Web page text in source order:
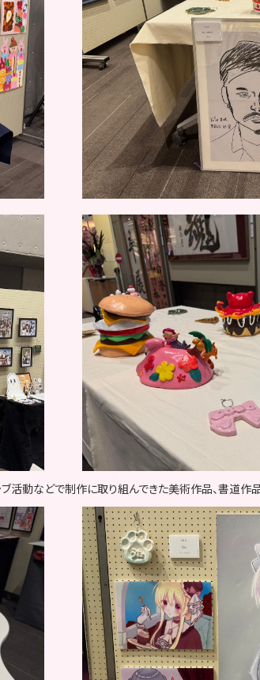
活動などで制作に取り組んできた美術作品、書道作